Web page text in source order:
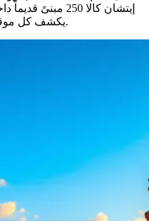
إيتشان كالا 250
يكشف كل موقع عن قرون من تاريخ طريق الحرير.